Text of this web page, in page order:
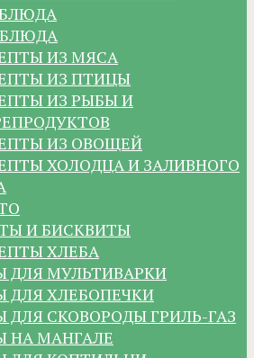
ИЗ МЯСА
ИЗ ПТИЦЫ
ИЗ РЫБЫ И
ИЗ ОВОЩЕЙ
ХОЛОДЦА И ЗАЛИВНОГО
И БИСКВИТЫ
ХЛЕБА
ДЛЯ МУЛЬТИВАРКИ
ДЛЯ ХЛЕБОПЕЧКИ
ДЛЯ СКОВОРОДЫ ГРИЛЬ-ГАЗ
НА МАНГАЛЕ